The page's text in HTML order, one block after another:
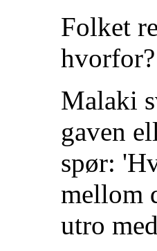
Folket
Malaki
gaven
spør:
mellom
utro